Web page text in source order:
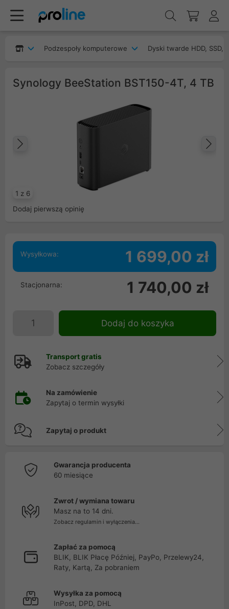
Podzespoły komputerowe Dyski twarde HDD, SSD,
Synology BeeStation BST150-4T, 4 TB
1 z 6
Poprzedni
Dodaj pierwszą opinię
Wysyłkowa: 1 699,00 zł
Stacjonarna: 1 740,00 zł
Dodaj do koszyka
Transport gratis
Zobacz szczegóły
Na zamówienie
Zapytaj o termin wysyłki
Zapytaj o produkt
Gwarancja producenta
60 miesiące
Zwrot / wymiana towaru
Masz na to 14 dni.
Zobacz regulamin i wyłączenia...
Zapłać za pomocą
BLIK, BLIK Płacę Później, PayPo, Przelewy24,
Raty, Kartą, Za pobraniem
Wysyłka za pomocą
InPost, DPD, DHL